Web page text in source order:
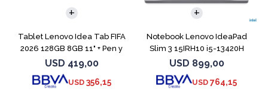
Tablet Lenovo Idea Tab FIFA
2026 128GB 8GB 11" + Pen y
Funda
USD 419,00
USD 356,15
Notebook Lenovo IdeaPad
Slim 3 15IRH10 i5-13420H
512GB 8GB G
USD 899,00
USD 764,15